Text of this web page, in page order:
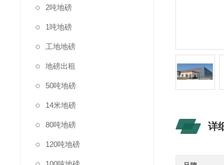
2吨地磅
1吨地磅
工地地磅
地磅出租
50吨地磅
14米地磅
80吨地磅
120吨地磅
详